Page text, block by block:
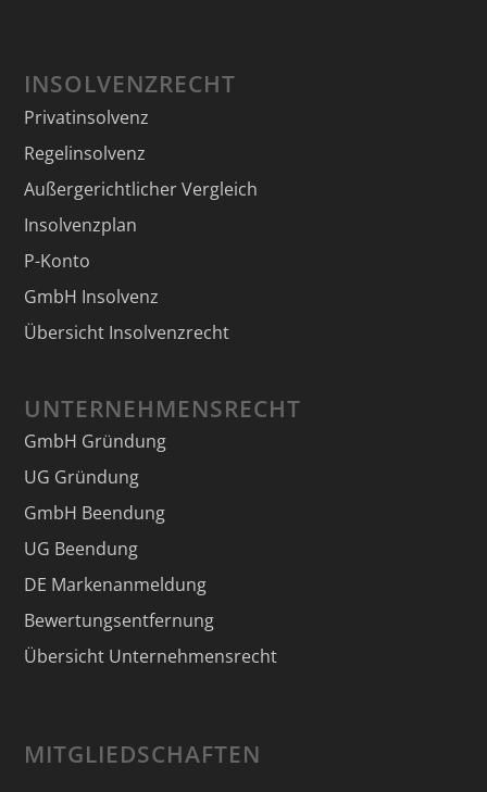
INSOLVENZRECHT
Privatinsolvenz
Regelinsolvenz
Außergerichtlicher Vergleich
Insolvenzplan
P-Konto
GmbH Insolvenz
Übersicht Insolvenzrecht
UNTERNEHMENSRECHT
GmbH Gründung
UG Gründung
GmbH Beendung
UG Beendung
DE Markenanmeldung
Bewertungsentfernung
Übersicht Unternehmensrecht
MITGLIEDSCHAFTEN